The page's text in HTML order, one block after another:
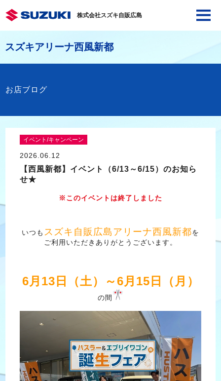
株式会社スズキ自販広島
スズキアリーナ西風新都
お店ブログ
イベント/キャンペーン
2026.06.12
【西風新都】イベント（6/13～6/15）のお知ら
せ★
※このイベントは終了しました
いつも スズキ自販広島アリーナ西風新都を
ご利用いただきありがとうございます。
6月13日（土）～6月15日（月）
の間